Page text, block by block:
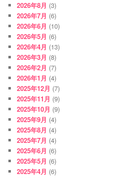
2026年8月 (3)
2026年7月 (6)
2026年6月 (10)
2026年5月 (6)
2026年4月 (13)
2026年3月 (8)
2026年2月 (7)
2026年1月 (4)
2025年12月 (7)
2025年11月 (9)
2025年10月 (9)
2025年9月 (4)
2025年8月 (4)
2025年7月 (4)
2025年6月 (6)
2025年5月 (6)
2025年4月 (6)